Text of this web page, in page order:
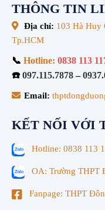
THÔNG TIN
Địa chỉ: 103 Hà Huy
Tp.HCM
📞 Hotline: 0838 113
☎️ 097.115.7878–
Email:
KẾT NỐI VỚI
Hotline: 0838 113
OA: Trường THPT
Fanpage: THPT